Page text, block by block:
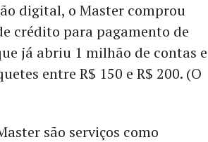
digital, o Master comprou
crédito para pagamento de
já abriu 1 milhão de contas e
entre R$ 150 e R$ 200. (O
são serviços como